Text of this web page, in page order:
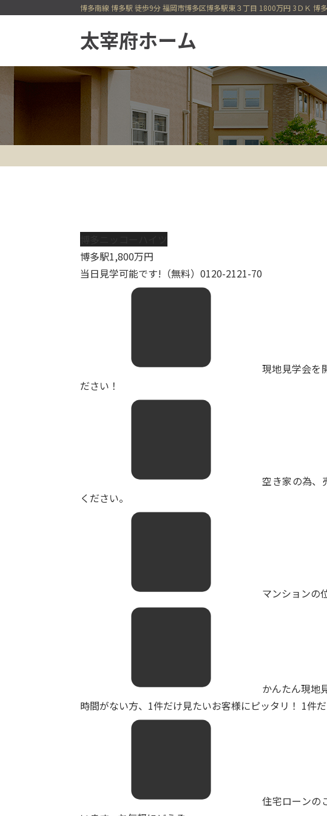
博多南線 博多駅 徒歩9分 福岡市博多区博多駅東３丁目 1800万円 3ＤＫ 博
博多駅1,800万円
当日見学可能です!（無料）0120-2121-70
現地見学会を
ださい！
空き家の為、
ください。
マンションの
かんたん現地
時間がない方、1件だけ見たいお客様にピッタリ！ 1件
住宅ローンの